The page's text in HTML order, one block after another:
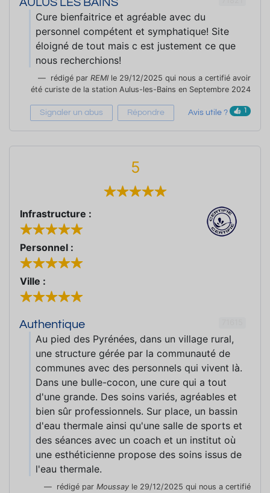
Cure bienfaitrice et agréable avec du
personnel compétent et symphatique! Site
éloigné de tout mais c est justement ce que
nous recherchions!
rédigé par REMI le 29/12/2025 qui nous a certifié avoir
été curiste de la station Aulus-les-Bains en Septembre 2024
Signaler un abus Répondre Avis utile ? 1
5
Infrastructure :
Personnel :
Ville :
Authentique
Au pied des Pyrénées, dans un village rural,
une structure gérée par la communauté de
communes avec des personnels qui vivent là.
Dans une bulle-cocon, une cure qui a tout
d'une grande. Des soins variés, agréables et
bien sûr professionnels. Sur place, un bassin
d'eau thermale ainsi qu'une salle de sports et
des séances avec un coach et un institut où
une esthéticienne propose des soins issus de
l'eau thermale.
rédigé par Moussay le 29/12/2025 qui nous a certifié